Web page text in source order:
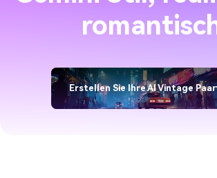
Erstellen Sie Ihre AI Vintage